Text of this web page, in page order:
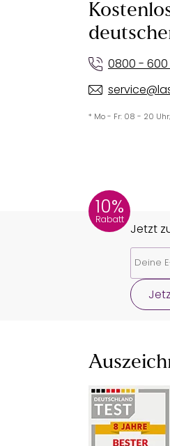
0800 - 600
* Mo - Fr: 08 - 20
10%
Rabatt
Jetzt